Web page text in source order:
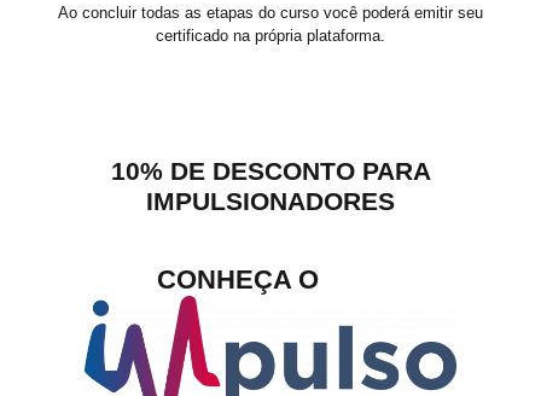
Ao concluir todas as etapas do curso você poderá emitir seu
certificado na própria plataforma.
10% DE DESCONTO PARA
IMPULSIONADORES
CONHEÇA O